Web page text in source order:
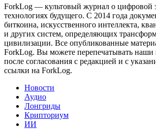
ForkLog — культовый журнал о цифровой
технологиях будущего. С 2014 года
биткоина, искусственного интеллекта,
и других систем, определяющих
цивилизации. Все опубликованные
ForkLog. Вы можете перепечатывать наши
после согласования с редакцией и с
ссылки на ForkLog.
Новости
Аудио
Лонгриды
Крипториум
ИИ